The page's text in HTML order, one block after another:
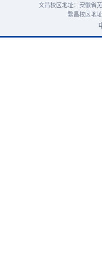
文昌校区地址：安徽省
繁昌校区地